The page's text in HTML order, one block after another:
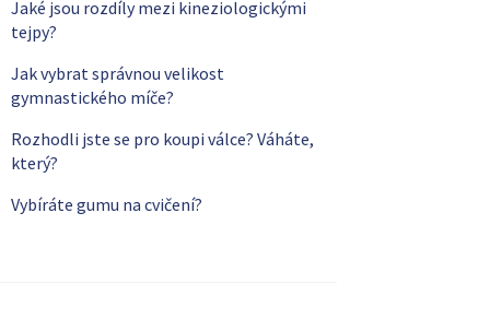
Jaké jsou rozdíly mezi kineziologickými
tejpy?
Jak vybrat správnou velikost
gymnastického míče?
Rozhodli jste se pro koupi válce? Váháte,
který?
Vybíráte gumu na cvičení?